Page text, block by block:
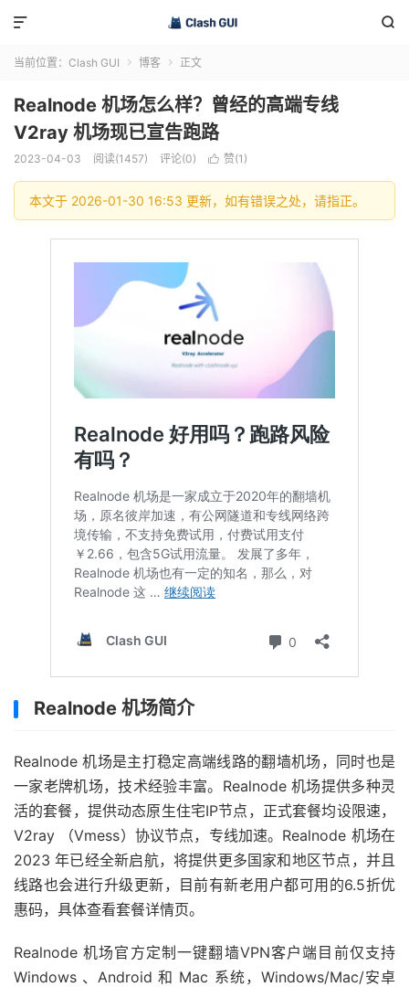


当前位置： Clash GUI  博客  正文
Realnode 机场怎么样？曾经的高端专线
V2ray 机场现已宣告跑路
2023-04-03 阅读(1457) 评论(0)  赞(1 )
本文于 2026-01-30 16:53 更新，如有错误之处，请指正。
Realnode 机场简介
Realnode 机场是主打稳定高端线路的翻墙机场，同时也是
一家老牌机场，技术经验丰富。Realnode 机场提供多种灵
活的套餐，提供动态原生住宅IP节点，正式套餐均设限速，
V2ray （Vmess）协议节点，专线加速。Realnode 机场在
2023 年已经全新启航，将提供更多国家和地区节点，并且
线路也会进行升级更新，目前有新老用户都可用的6.5折优
惠码，具体查看套餐详情页。
Realnode 机场官方定制一键翻墙VPN客户端目前仅支持
Windows 、Android 和 Mac 系统，Windows/Mac/安卓